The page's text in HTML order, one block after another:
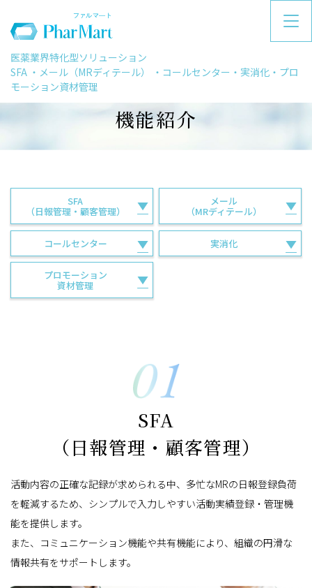
医薬業界特化型ソリューション
SFA ・メール（MRディテール） ・コールセンター・実消化・プロ
モーション資材管理
機能紹介
SFA
（日報管理・顧客管理）
メール
（MRディテール）
コールセンター 実消化
プロモーション
資材管理
SFA
（日報管理・顧客管理）
活動内容の正確な記録が求められる中、多忙なMRの日報登録負荷
を軽減するため、シンプルで入力しやすい活動実績登録・管理機
能を提供します。
また、コミュニケーション機能や共有機能により、組織の円滑な
情報共有をサポートします。